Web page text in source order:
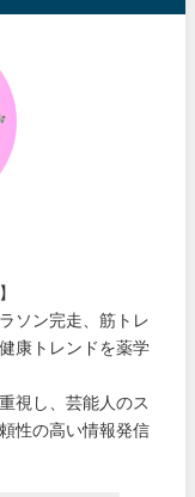
ソン完走、筋トレ
康トレンドを薬学
視し、芸能人のス
性の高い情報発信